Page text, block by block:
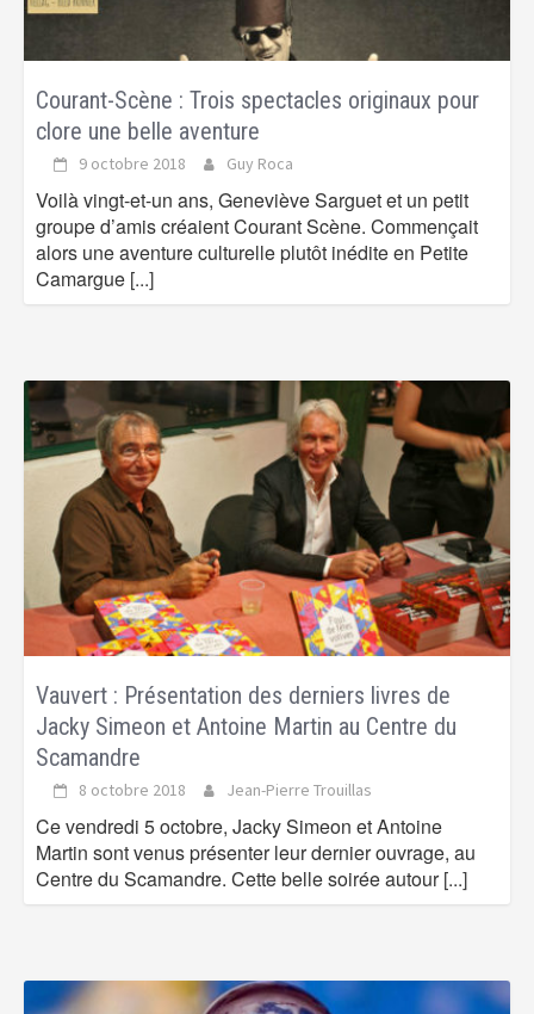
Courant-Scène : Trois spectacles originaux pour
clore une belle aventure
9 octobre 2018 Guy Roca
Voilà vingt-et-un ans, Geneviève Sarguet et un petit
groupe d’amis créaient Courant Scène. Commençait
alors une aventure culturelle plutôt inédite en Petite
Camargue [...]
Vauvert : Présentation des derniers livres de
Jacky Simeon et Antoine Martin au Centre du
Scamandre
8 octobre 2018 Jean-Pierre Trouillas
Ce vendredi 5 octobre, Jacky Simeon et Antoine
Martin sont venus présenter leur dernier ouvrage, au
Centre du Scamandre. Cette belle soirée autour[...]